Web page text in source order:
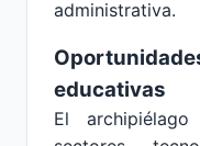
administrativa.
educativas
El